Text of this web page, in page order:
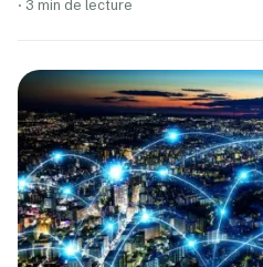
· 3 min de lecture